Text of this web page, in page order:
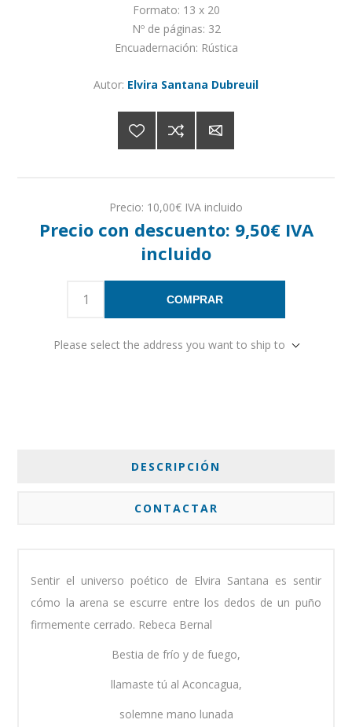
Formato: 13 x 20
Nº de páginas: 32
Encuadernación: Rústica
Autor: Elvira Santana Dubreuil
Precio: 10,00€ IVA incluido
Precio con descuento: 9,50€ IVA
incluido
COMPRAR
Please select the address you want to ship to
DESCRIPCIÓN
CONTACTAR
Sentir el universo poético de Elvira Santana es sentir
cómo la arena se escurre entre los dedos de un puño
firmemente cerrado. Rebeca Bernal
Bestia de frío y de fuego,
llamaste tú al Aconcagua,
solemne mano lunada